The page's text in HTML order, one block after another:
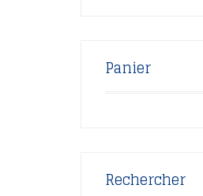
Panier
Rechercher